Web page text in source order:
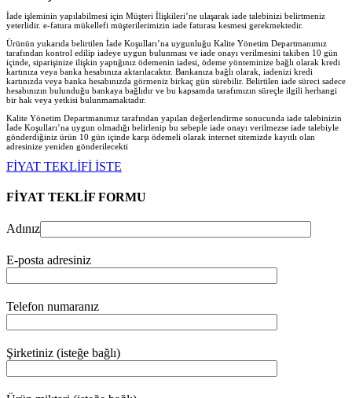
İade işleminin yapılabilmesi için Müşteri İlişkileri’ne ulaşarak iade talebinizi belirtmeniz
yeterlidir. e-fatura mükellefi müşterilerimizin iade faturası kesmesi gerekmektedir.
Ürünün yukarıda belirtilen İade Koşulları’na uygunluğu Kalite Yönetim Departmanımız
tarafından kontrol edilip iadeye uygun bulunması ve iade onayı verilmesini takiben 10 gün
içinde, siparişinize ilişkin yaptığınız ödemenin iadesi, ödeme yönteminize bağlı olarak kredi
kartınıza veya banka hesabınıza aktarılacaktır. Bankanıza bağlı olarak, iadenizi kredi
kartınızda veya banka hesabınızda görmeniz birkaç gün sürebilir. Belirtilen iade süreci sadece
hesabınızın bulunduğu bankaya bağlıdır ve bu kapsamda tarafımızın süreçle ilgili herhangi
bir hak veya yetkisi bulunmamaktadır.
Kalite Yönetim Departmanımız tarafından yapılan değerlendirme sonucunda iade talebinizin
İade Koşulları’na uygun olmadığı belirlenip bu sebeple iade onayı verilmezse iade talebiyle
gönderdiğiniz ürün 10 gün içinde karşı ödemeli olarak internet sitemizde kayıtlı olan
adresinize yeniden gönderilecekti
FİYAT TEKLİFİ İSTE
FİYAT TEKLİF FORMU
Adınız
E-posta adresiniz
Telefon numaranız
Şirketiniz (isteğe bağlı)